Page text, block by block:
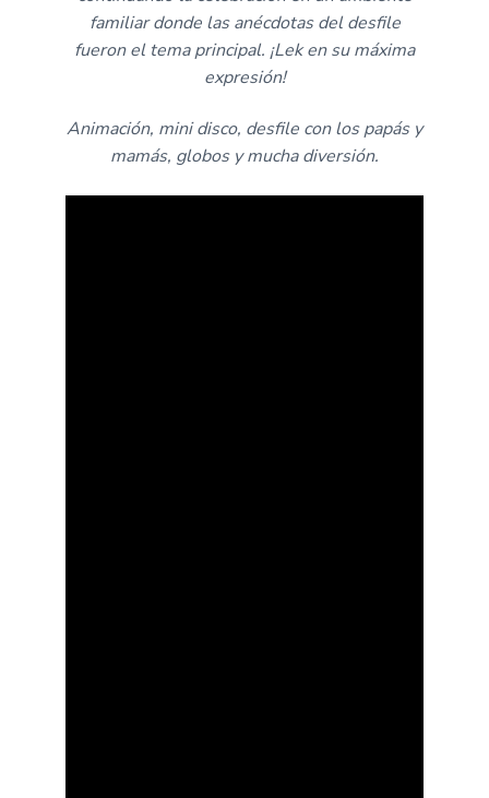
familiar donde las anécdotas del desfile
fueron el tema principal. ¡Lek en su máxima
expresión!
Animación, mini disco, desfile con los papás y
mamás, globos y mucha diversión.